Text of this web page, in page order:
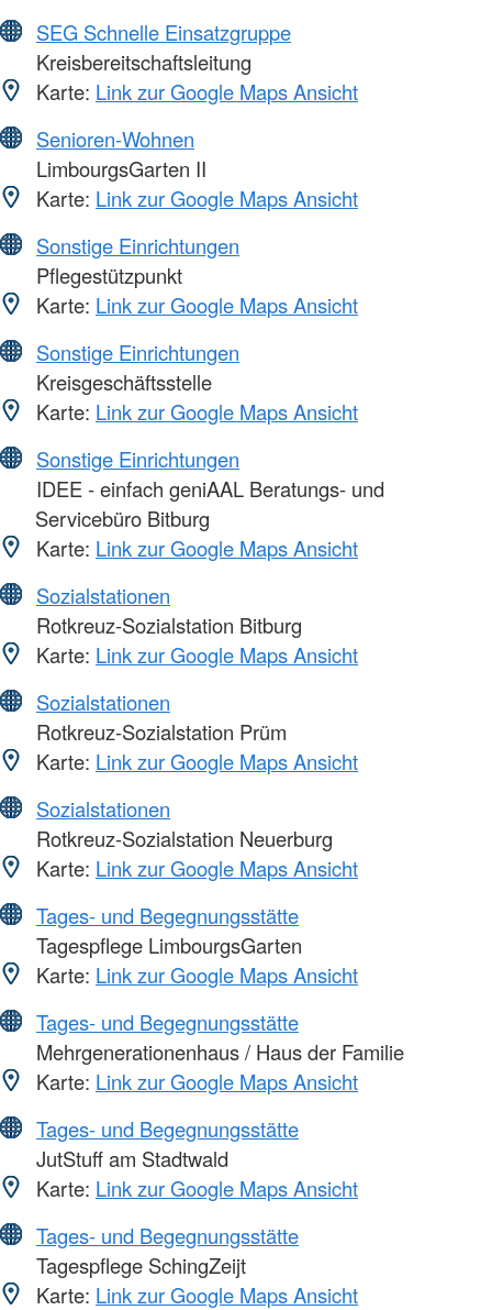
SEG Schnelle Einsatzgruppe
Kreisbereitschaftsleitung
Karte: Link zur Google Maps Ansicht
Senioren-Wohnen
LimbourgsGarten II
Karte: Link zur Google Maps Ansicht
Sonstige Einrichtungen
Pflegestützpunkt
Karte: Link zur Google Maps Ansicht
Sonstige Einrichtungen
Kreisgeschäftsstelle
Karte: Link zur Google Maps Ansicht
Sonstige Einrichtungen
IDEE - einfach geniAAL Beratungs- und
Servicebüro Bitburg
Karte: Link zur Google Maps Ansicht
Sozialstationen
Rotkreuz-Sozialstation Bitburg
Karte: Link zur Google Maps Ansicht
Sozialstationen
Rotkreuz-Sozialstation Prüm
Karte: Link zur Google Maps Ansicht
Sozialstationen
Rotkreuz-Sozialstation Neuerburg
Karte: Link zur Google Maps Ansicht
Tages- und Begegnungsstätte
Tagespflege LimbourgsGarten
Karte: Link zur Google Maps Ansicht
Tages- und Begegnungsstätte
Mehrgenerationenhaus / Haus der Familie
Karte: Link zur Google Maps Ansicht
Tages- und Begegnungsstätte
JutStuff am Stadtwald
Karte: Link zur Google Maps Ansicht
Tages- und Begegnungsstätte
Tagespflege SchingZeijt
Karte: Link zur Google Maps Ansicht